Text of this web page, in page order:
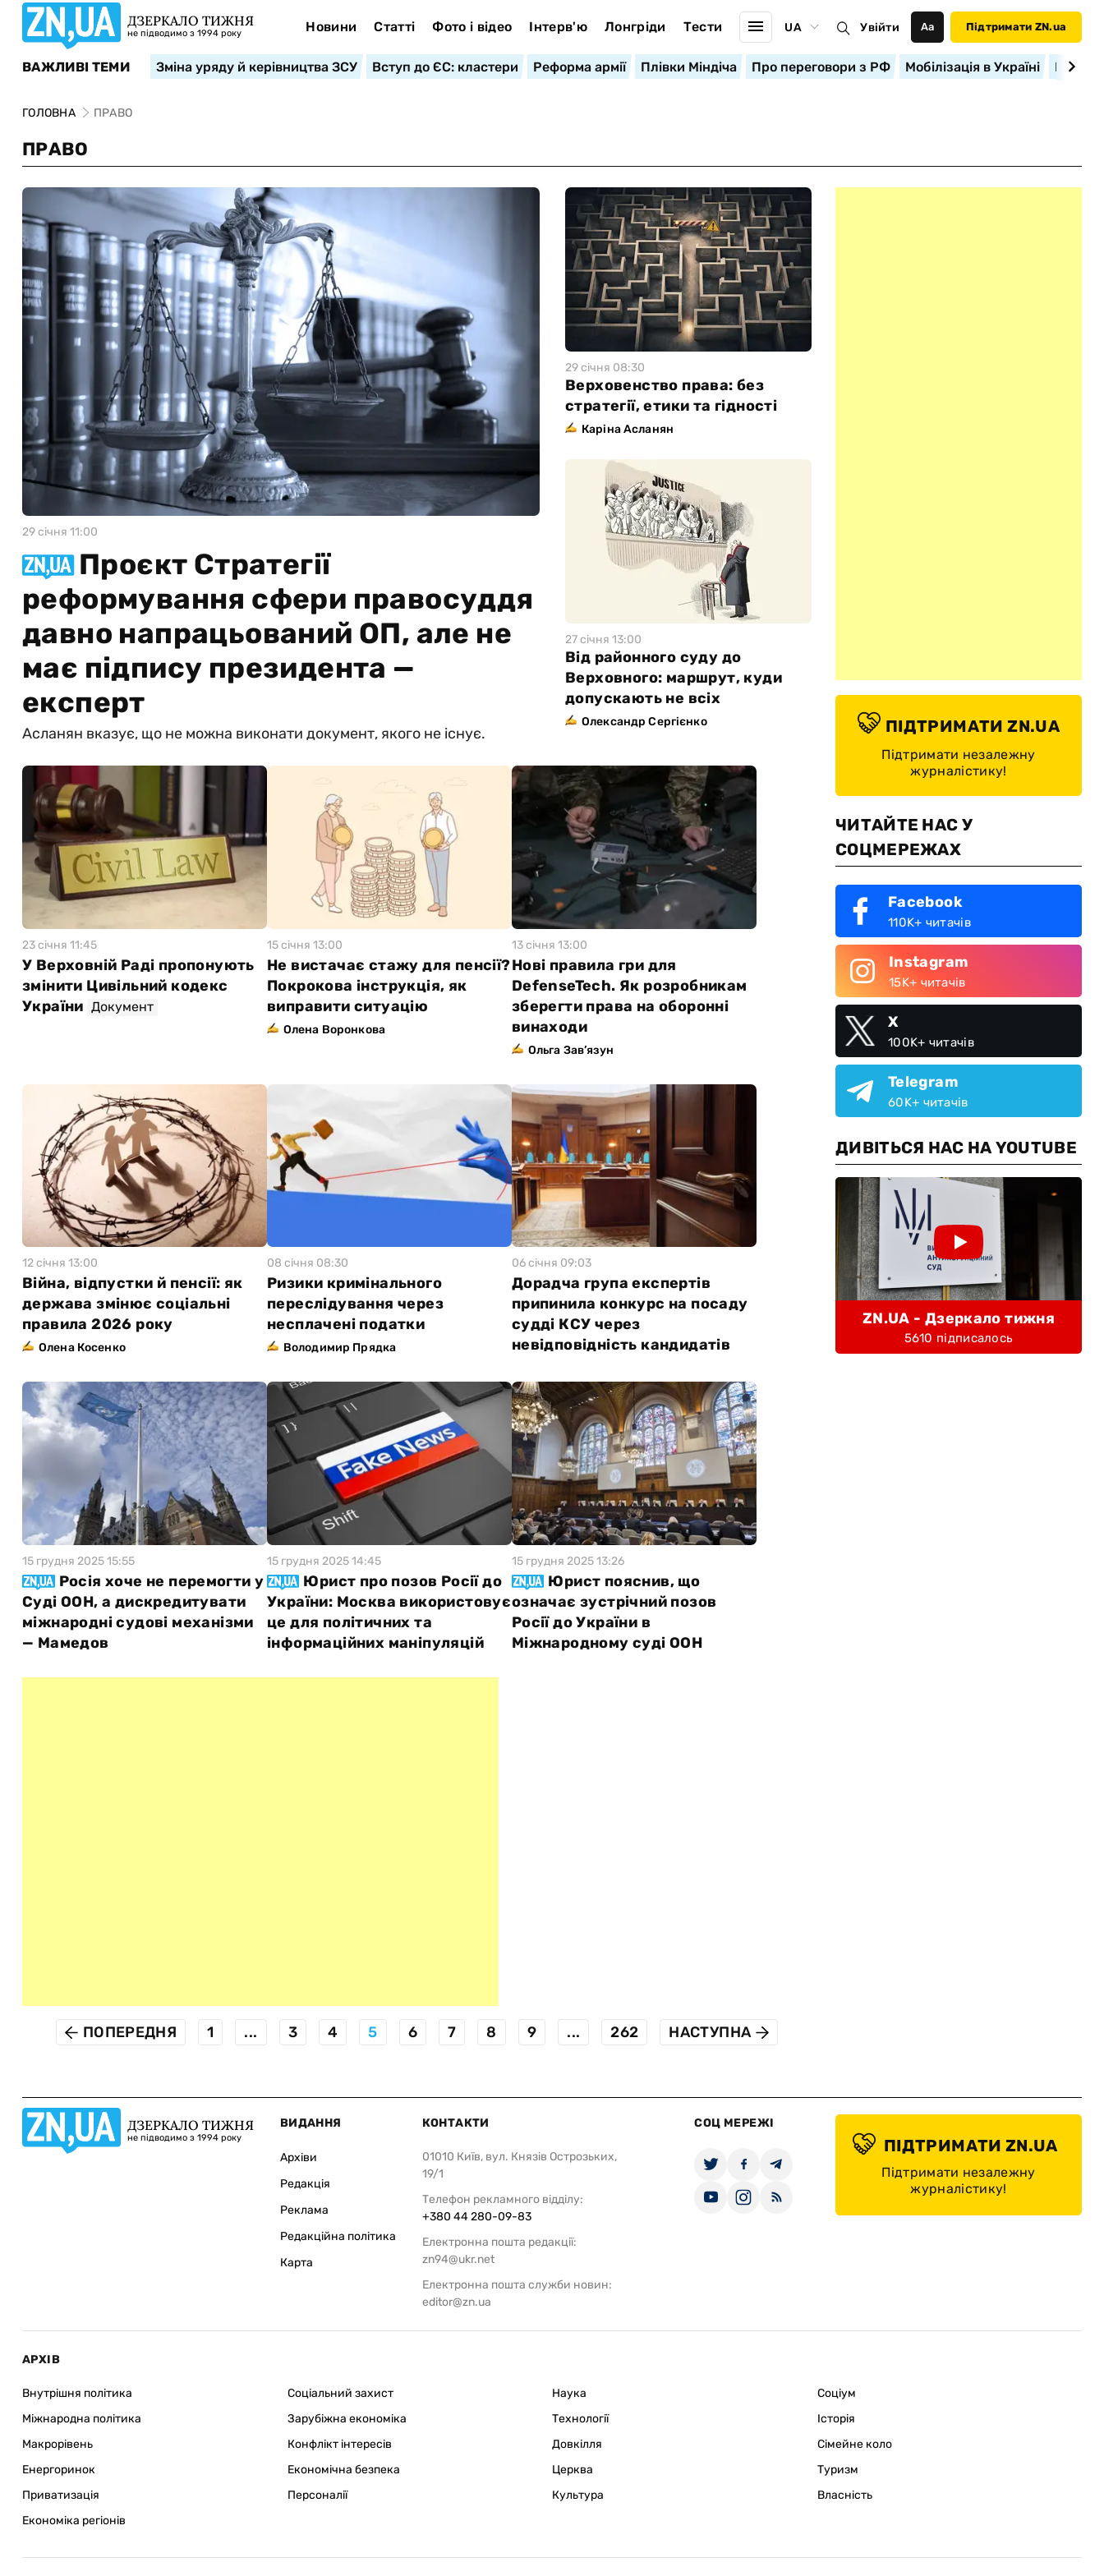
ДЗЕРКАЛО ТИЖНЯ
не підводимо з 1994 року Новини Статті Фото і відео Інтерв'ю Лонгріди Тести UA Увійти Аа Підтримати ZN.ua
ВАЖЛИВІ ТЕМИ Зміна уряду й керівництва ЗСУ Вступ до ЄС: кластери Реформа армії Плівки Міндіча Про переговори з РФ Мобілізація в Україні
ГОЛОВНА ПРАВО
ПРАВО
29 сiчня 11:00
Проєкт Стратегії
реформування сфери правосуддя
давно напрацьований ОП, але не
має підпису президента —
експерт
Асланян вказує, що не можна виконати документ, якого не існує.
29 сiчня 08:30
Верховенство права: без
стратегії, етики та гідності
Каріна Асланян
27 сiчня 13:00
Від районного суду до
Верховного: маршрут, куди
допускають не всіх
Олександр Сергієнко
23 сiчня 11:45
У Верховній Раді пропонують
змінити Цивільний кодекс
України Документ
15 сiчня 13:00
Не вистачає стажу для пенсії?
Покрокова інструкція, як
виправити ситуацію
Олена Воронкова
13 сiчня 13:00
Нові правила гри для
DefenseTech. Як розробникам
зберегти права на оборонні
винаходи
Ольга Зав’язун
12 сiчня 13:00
Війна, відпустки й пенсії: як
держава змінює соціальні
правила 2026 року
Олена Косенко
08 сiчня 08:30
Ризики кримінального
переслідування через
несплачені податки
Володимир Прядка
06 сiчня 09:03
Дорадча група експертів
припинила конкурс на посаду
судді КСУ через
невідповідність кандидатів
15 грудня 2025 15:55
Росія хоче не перемогти у
Суді ООН, а дискредитувати
міжнародні судові механізми
— Мамедов
15 грудня 2025 14:45
Юрист про позов Росії до
України: Москва використовує
це для політичних та
інформаційних маніпуляцій
15 грудня 2025 13:26
Юрист пояснив, що
означає зустрічний позов
Росії до України в
Міжнародному суді ООН
ПОПЕРЕДНЯ 1 ... 3 4 5 6 7 8 9 ... 262 НАСТУПНА
ПІДТРИМАТИ ZN.UA
Підтримати незалежну
журналістику!
ЧИТАЙТЕ НАС У
СОЦМЕРЕЖАХ
Facebook
110K+ читачів
Instagram
15K+ читачів
X
100K+ читачів
Telegram
60K+ читачів
ДИВІТЬСЯ НАС НА YOUTUBE
ZN.UA - Дзеркало тижня
5610 підписалось
ДЗЕРКАЛО ТИЖНЯ
не підводимо з 1994 року
ВИДАННЯ
Архіви
Редакція
Реклама
Редакційна політика
Карта
КОНТАКТИ
01010 Київ, вул. Князів Острозьких,
19/1
Телефон рекламного відділу:
+380 44 280-09-83
Електронна пошта редакції:
zn94@ukr.net
Електронна пошта служби новин:
editor@zn.ua
СОЦ МЕРЕЖІ
ПІДТРИМАТИ ZN.UA
Підтримати незалежну
журналістику!
АРХІВ
Внутрішня політика
Міжнародна політика
Макрорівень
Енергоринок
Приватизація
Економіка регіонів
Соціальний захист
Зарубіжна економіка
Конфлікт інтересів
Економічна безпека
Персоналії
Наука
Технології
Довкілля
Церква
Культура
Соціум
Історія
Сімейне коло
Туризм
Власність